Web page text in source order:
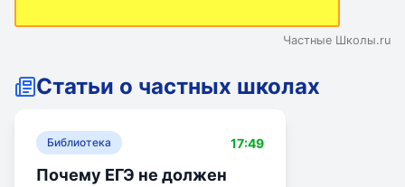
Частные Школы.ru
Статьи о частных школах
Библиотека 17:49
Почему ЕГЭ не должен